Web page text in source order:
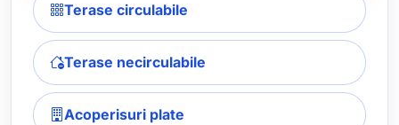
Terase circulabile
Terase necirculabile
Acoperisuri plate